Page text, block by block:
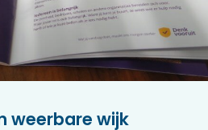
weerbare wijk